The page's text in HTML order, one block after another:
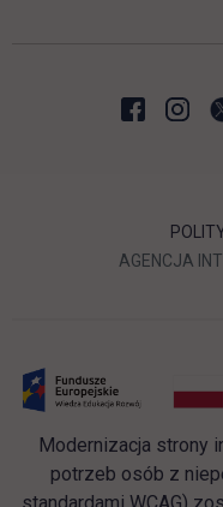
AGENCJA
Modernizacja strony
potrzeb osób z